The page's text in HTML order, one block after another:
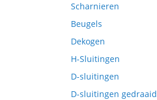
Scharnieren
Beugels
Dekogen
H-Sluitingen
D-sluitingen
D-sluitingen gedraaid